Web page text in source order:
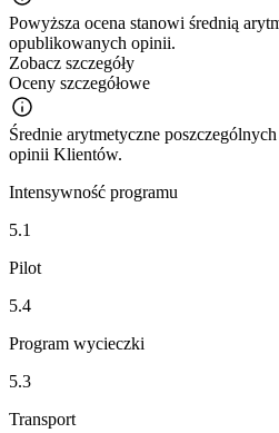
Powyższa ocena stanowi średnią
opublikowanych opinii.
Zobacz szczegóły
Oceny szczegółowe
Średnie arytmetyczne
opinii Klientów.
Intensywność programu
5.1
Pilot
5.4
Program wycieczki
5.3
Transport